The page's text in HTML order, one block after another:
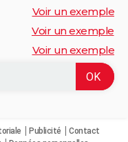
Voir un exemple
Voir un exemple
Voir un exemple
Publicité
Contact